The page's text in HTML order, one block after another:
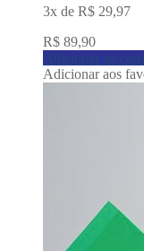
3x de R$ 29,97
R$ 89,90
Adicionar ao
Adicionar aos